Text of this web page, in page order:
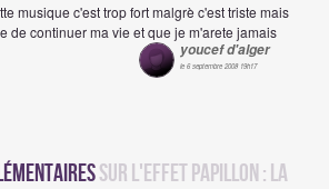
musique c'est trop fort malgrè c'est triste mais
de continuer ma vie et que je m'arete jamais
youcef d'alger
le 6 septembre 2008 19h17
sur L'effet papillon : la